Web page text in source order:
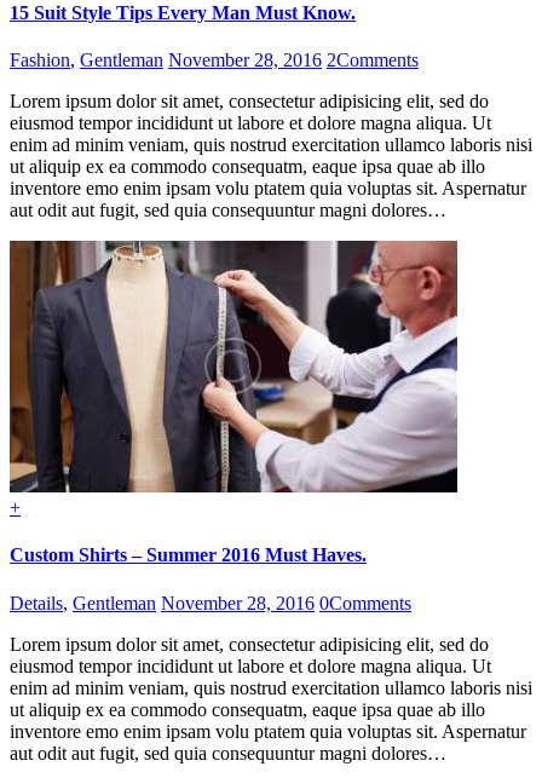
15 Suit Style Tips Every Man Must Know.
Fashion, Gentleman November 28, 2016 2Comments
Lorem ipsum dolor sit amet, consectetur adipisicing elit, sed do
eiusmod tempor incididunt ut labore et dolore magna aliqua. Ut
enim ad minim veniam, quis nostrud exercitation ullamco laboris nisi
ut aliquip ex ea commodo consequatm, eaque ipsa quae ab illo
inventore emo enim ipsam volu ptatem quia voluptas sit. Aspernatur
aut odit aut fugit, sed quia consequuntur magni dolores…
+
Custom Shirts – Summer 2016 Must Haves.
Details, Gentleman November 28, 2016 0Comments
Lorem ipsum dolor sit amet, consectetur adipisicing elit, sed do
eiusmod tempor incididunt ut labore et dolore magna aliqua. Ut
enim ad minim veniam, quis nostrud exercitation ullamco laboris nisi
ut aliquip ex ea commodo consequatm, eaque ipsa quae ab illo
inventore emo enim ipsam volu ptatem quia voluptas sit. Aspernatur
aut odit aut fugit, sed quia consequuntur magni dolores…